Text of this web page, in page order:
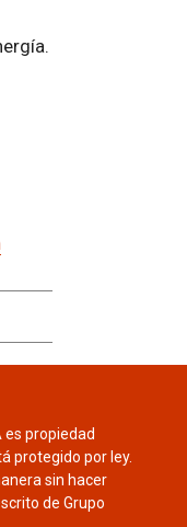
es propiedad
protegido por ley.
sin hacer
de Grupo